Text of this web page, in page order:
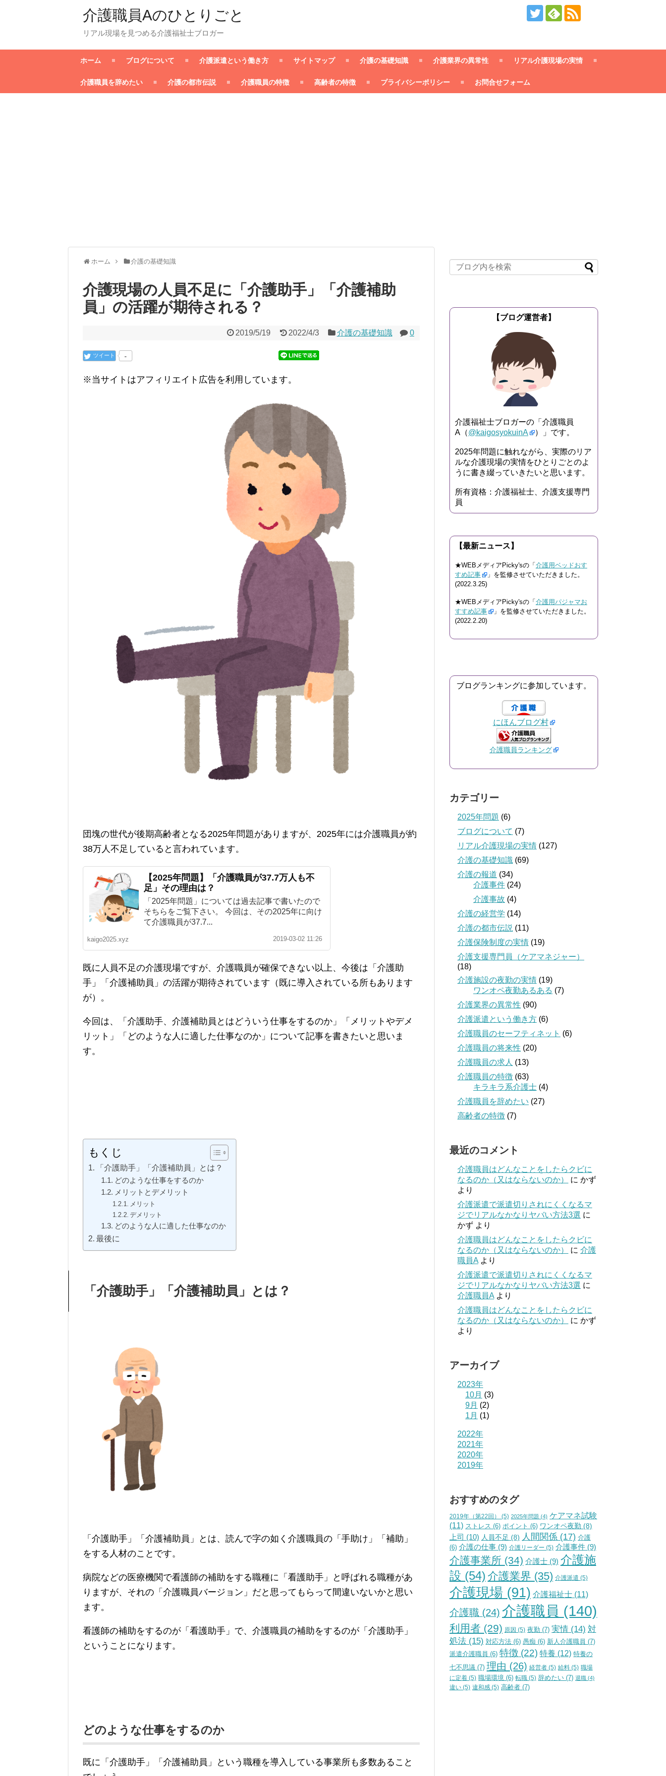
介護職員Aのひとりごと
リアル現場を見つめる介護福祉士ブロガー
ホーム ブログについて 介護派遣という働き方 サイトマップ 介護の基礎知識 介護業界の異常性 リアル介護現場の実情
介護職員を辞めたい 介護の都市伝説 介護職員の特徴 高齢者の特徴 プライバシーポリシー お問合せフォーム
ホーム 介護の基礎知識
介護現場の人員不足に「介護助手」「介護補助
員」の活躍が期待される？
2019/5/19 2022/4/3 介護の基礎知識 0
-
ツイート
※当サイトはアフィリエイト広告を利用しています。
団塊の世代が後期高齢者となる2025年問題がありますが、2025年には介護職員が約
38万人不足していると言われています。
【2025年問題】「介護職員が37.7万人も不
足」その理由は？
「2025年問題」については過去記事で書いたので
そちらをご覧下さい。 今回は、その2025年に向け
て介護職員が37.7...
kaigo2025.xyz 2019-03-02 11:26
既に人員不足の介護現場ですが、介護職員が確保できない以上、今後は「介護助
手」「介護補助員」の活躍が期待されています（既に導入されている所もあります
が）。
今回は、「介護助手、介護補助員とはどういう仕事をするのか」「メリットやデメ
リット」「どのような人に適した仕事なのか」について記事を書きたいと思いま
す。
もくじ
「介護助手」「介護補助員」とは？
どのような仕事をするのか
メリットとデメリット
メリット
デメリット
どのような人に適した仕事なのか
最後に
「介護助手」「介護補助員」とは？
「介護助手」「介護補助員」とは、読んで字の如く介護職員の「手助け」「補助」
をする人材のことです。
病院などの医療機関で看護師の補助をする職種に「看護助手」と呼ばれる職種があ
りますが、それの「介護職員バージョン」だと思ってもらって間違いないかと思い
ます。
看護師の補助をするのが「看護助手」で、介護職員の補助をするのが「介護助手」
ということになります。
どのような仕事をするのか
既に「介護助手」「介護補助員」という職種を導入している事業所も多数あること
【ブログ運営者】
介護福祉士ブロガーの「介護職員
A（@kaigosyokuinA ）」です。
2025年問題に触れながら、実際のリア
ルな介護現場の実情をひとりごとのよ
うに書き綴っていきたいと思います。
所有資格：介護福祉士、介護支援専門
員
【最新ニュース】
★WEBメディアPicky'sの「 介護用ベッドおす
すめ記事
」を監修させていただきました。
(2022.3.25)
★WEBメディアPicky'sの「 介護用パジャマお
すすめ記事
」を監修させていただきました。
(2022.2.20)
ブログランキングに参加しています。
にほんブログ村
介護職員ランキング
カテゴリー
2025年問題 (6)
ブログについて (7)
リアル介護現場の実情 (127)
介護の基礎知識 (69)
介護の報道 (34)
介護事件 (24)
介護事故 (4)
介護の経営学 (14)
介護の都市伝説 (11)
介護保険制度の実情 (19)
介護支援専門員（ケアマネジャー）
(18)
介護施設の夜勤の実情 (19)
ワンオペ夜勤あるある (7)
介護業界の異常性 (90)
介護派遣という働き方 (6)
介護職員のセーフティネット (6)
介護職員の将来性 (20)
介護職員の求人 (13)
介護職員の特徴 (63)
キラキラ系介護士 (4)
介護職員を辞めたい (27)
高齢者の特徴 (7)
最近のコメント
介護職員はどんなことをしたらクビに
なるのか（又はならないのか）
に かず
より
介護派遣で派遣切りされにくくなるマ
ジでリアルなかなりヤバい方法3選 に
かず より
介護職員はどんなことをしたらクビに
なるのか（又はならないのか）
に 介護
職員A より
介護派遣で派遣切りされにくくなるマ
ジでリアルなかなりヤバい方法3選 に
介護職員A より
介護職員はどんなことをしたらクビに
なるのか（又はならないのか）
に かず
より
アーカイブ
2023年
10月 (3)
9月 (2)
1月 (1)
2022年
2021年
2020年
2019年
おすすめのタグ
2019年（第22回） (5) 2025年問題 (4) ケアマネ試験
(11) ストレス (6) ポイント (6) ワンオペ夜勤 (8)
上司 (10) 人員不足 (8) 人間関係 (17) 介護
(6) 介護の仕事 (9) 介護リーダー (5) 介護事件 (9)
介護事業所 (34) 介護士 (9) 介護施
設 (54) 介護業界 (35) 介護派遣 (5)
介護現場 (91) 介護福祉士 (11)
介護職 (24) 介護職員 (140)
利用者 (29) 原因 (5) 夜勤 (7) 実情 (14) 対
処法 (15) 対応方法 (6) 愚痴 (6) 新人介護職員 (7)
派遣介護職員 (6) 特徴 (22) 特養 (12) 特養の
七不思議 (7) 理由 (26) 経営者 (5) 給料 (5) 職場
に定着 (5) 職場環境 (6) 転職 (5) 辞めたい (7) 退職 (4)
違い (5) 違和感 (5) 高齢者 (7)